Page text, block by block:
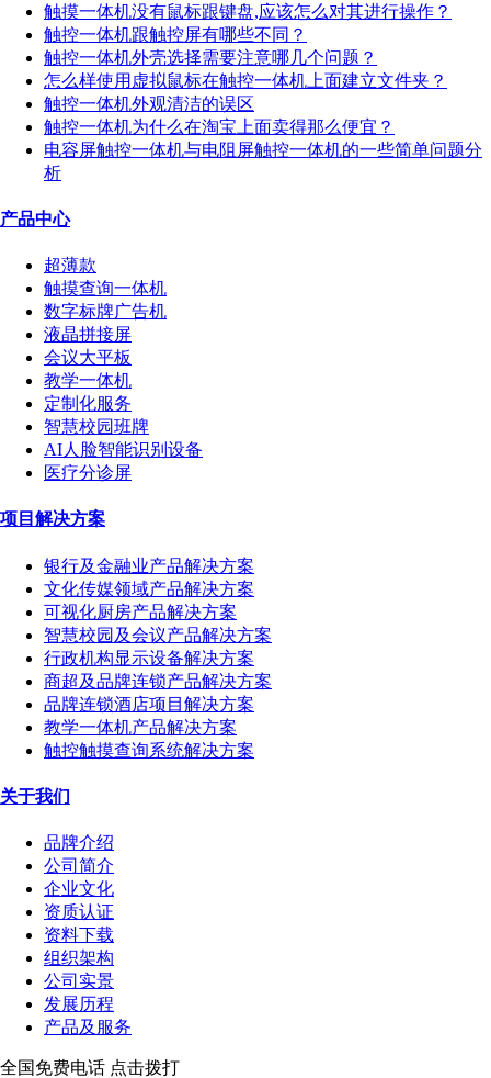
触摸一体机没有鼠标跟键盘,应该怎么对其进行操作？
触控一体机跟触控屏有哪些不同？
触控一体机外壳选择需要注意哪几个问题？
怎么样使用虚拟鼠标在触控一体机上面建立文件夹？
触控一体机外观清洁的误区
触控一体机为什么在淘宝上面卖得那么便宜？
电容屏触控一体机与电阻屏触控一体机的一些简单问题分
析
产品中心
超薄款
触摸查询一体机
数字标牌广告机
液晶拼接屏
会议大平板
教学一体机
定制化服务
智慧校园班牌
AI人脸智能识别设备
医疗分诊屏
项目解决方案
银行及金融业产品解决方案
文化传媒领域产品解决方案
可视化厨房产品解决方案
智慧校园及会议产品解决方案
行政机构显示设备解决方案
商超及品牌连锁产品解决方案
品牌连锁酒店项目解决方案
教学一体机产品解决方案
触控触摸查询系统解决方案
关于我们
品牌介绍
公司简介
企业文化
资质认证
资料下载
组织架构
公司实景
发展历程
产品及服务
全国免费电话 点击拨打